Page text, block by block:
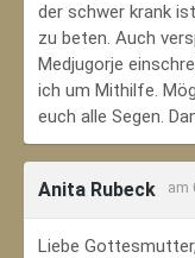
der schwer krank
zu beten. Auch
Medjugorje
ich um Mithilfe.
euch alle Segen.
Anita Rubeck am
Liebe